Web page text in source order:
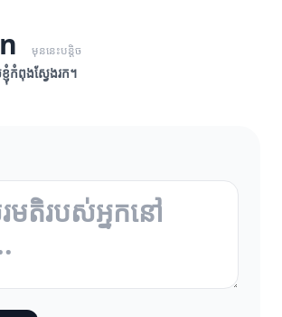
មុននេះបន្តិច
ញុំកំពុងស្វែងរក។